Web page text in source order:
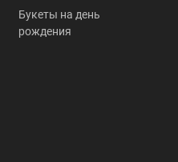
Букеты на день
рождения